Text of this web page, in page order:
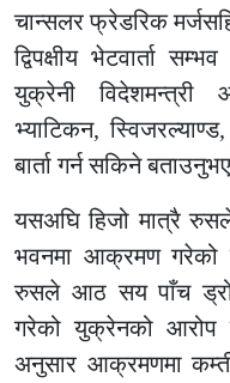
चान्सलर फ्रेडरिक
द्विपक्षीय भेटवार्ता
युक्रेनी विदेशमन्त्री
भ्याटिकन,
बार्ता गर्न सकिने
यसअघि हिजो मात्रै
भवनमा आक्रमण गरेको
रुसले आठ सय पाँच
गरेको युक्रेनको आरोप
अनुसार आक्रमणमा